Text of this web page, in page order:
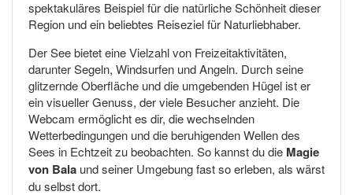
spektakuläres Beispiel für die natürliche Schönheit dieser
Region und ein beliebtes Reiseziel für Naturliebhaber.
Der See bietet eine Vielzahl von Freizeitaktivitäten,
darunter Segeln, Windsurfen und Angeln. Durch seine
glitzernde Oberfläche und die umgebenden Hügel ist er
ein visueller Genuss, der viele Besucher anzieht. Die
Webcam ermöglicht es dir, die wechselnden
Wetterbedingungen und die beruhigenden Wellen des
Sees in Echtzeit zu beobachten. So kannst du die Magie
von Bala und seiner Umgebung fast so erleben, als wärst
du selbst dort.